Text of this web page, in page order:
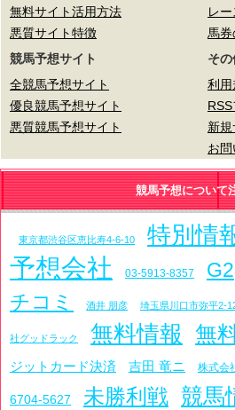
無料サイト活用方法
悪質サイト特徴
レ
馬券
競馬予想サイト
全競馬予想サイト
優良競馬予想サイト
悪質競馬予想サイト
そ
利用
新
お
競馬予想について
東京都渋谷区恵比寿4-6-10 特別情
予想会社
03-5913-8357 G2
チコミ
酒井 朋彦 埼玉県川口市弥平2-
社グッドラック 無料情報 無
ジットカード決済
吉田 竜ニ 株式会
6704-5627 未勝利戦 競馬